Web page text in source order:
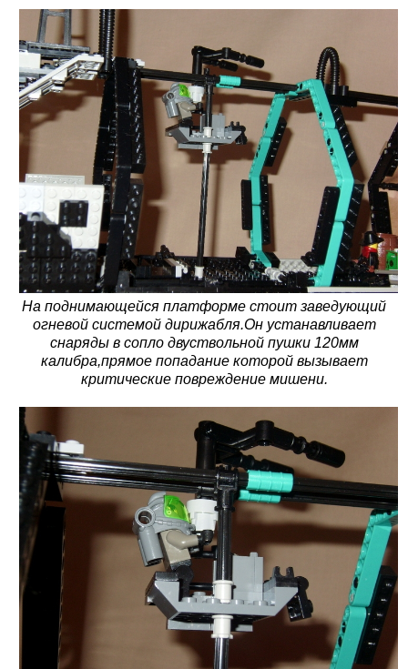
На поднимающейся платформе стоит заведующий
огневой системой дирижабля.Он устанавливает
снаряды в сопло двуствольной пушки 120мм
калибра,прямое попадание которой вызывает
критические повреждение мишени.